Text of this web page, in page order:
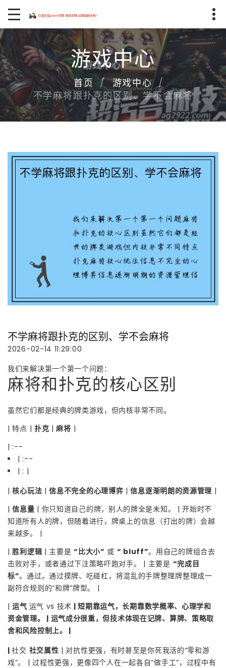
游戏中心
首页
游戏中心
不学麻将跟扑克的区别、学不会麻将
不学麻将跟扑克的区别、学不会麻将
2026-02-14 11:29:00
我们来解决第一个第一个问题：
麻将和扑克的核心区别
虽然它们都是经典的牌类游戏，但内核非常不同。
| 特点 | 扑克 |麻将 |
| :--
| :--
| : |
|核心玩法 |信息不完全的心理博弈 |信息逐渐明朗的资源管理 |
|信息量 | 你只知道自己的牌，别人的牌全是未知。 | 开始时不
知道所有人的牌，但随着进行，牌桌上的信息（打出的牌）会越
来越多。 |
|胜利逻辑 | 主要是“比大小” 或 “ bluff”。用自己的牌组合去
击败对手，或者通过下注策略吓跑对手。 | 主要是 “完成目
标”。通过。通过摸牌、吃碰杠，将混乱的手牌整理牌整理成一
副符合规则的“和牌”牌型。 |
|运气 运气 vs 技术 | 短期靠运气，长期靠数学概率、心理学和
资金管理。 | 运气成分很重，但技术体现在记牌、算牌、策略取
舍和风险控制上。 |
|社交 社交属性 | 对抗性更强，有时甚至是你死我活的“零和游
戏”。 | 过程性更强，更像四个人在一起各自“做手工”，过程中有